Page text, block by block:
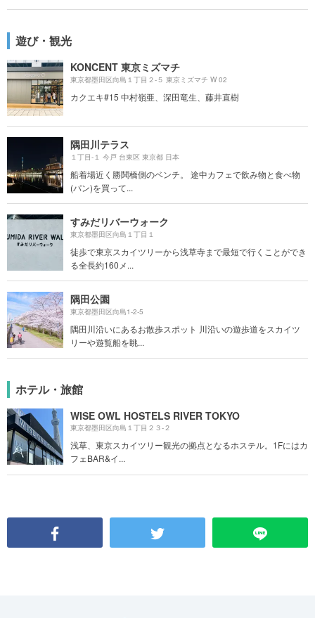
遊び・観光
KONCENT 東京ミズマチ
東京都墨田区向島１丁目２-５ 東京ミズマチ W 02
カクエキ#15 中村嶺亜、深田竜生、藤井直樹
隅田川テラス
１丁目-１ 今戸 台東区 東京都 日本
船着場近く勝鬨橋側のベンチ。 途中カフェで飲み物と食べ物
(パン)を買って...
すみだリバーウォーク
東京都墨田区向島１丁目１
徒歩で東京スカイツリーから浅草寺まで最短で行くことができ
る全長約160メ...
隅田公園
東京都墨田区向島1-2-5
隅田川沿いにあるお散歩スポット 川沿いの遊歩道をスカイツ
リーや遊覧船を眺...
ホテル・旅館
WISE OWL HOSTELS RIVER TOKYO
東京都墨田区向島１丁目２３-２
浅草、東京スカイツリー観光の拠点となるホステル。1Fにはカ
フェBAR&イ...